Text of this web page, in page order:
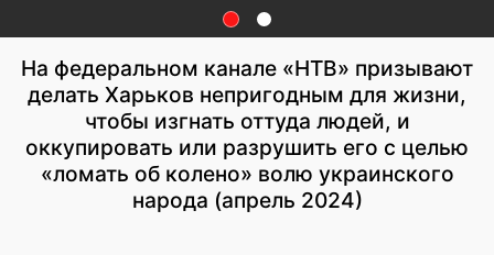
На федеральном канале «НТВ» призывают
делать Харьков непригодным для жизни,
чтобы изгнать оттуда людей, и
оккупировать или разрушить его с целью
«ломать об колено» волю украинского
народа (апрель 2024)